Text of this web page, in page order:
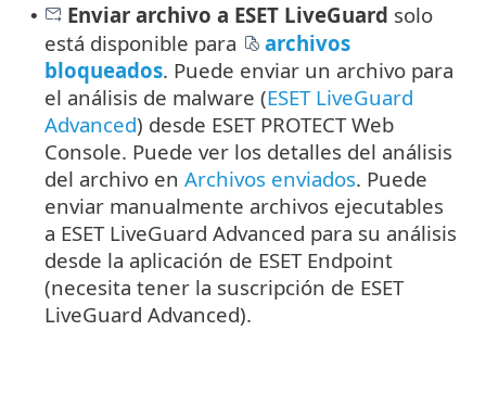
• Enviar archivo a ESET LiveGuard solo
está disponible para
archivos
bloqueados. Puede enviar un archivo para
el análisis de malware (ESET LiveGuard
Advanced) desde ESET PROTECT Web
Console. Puede ver los detalles del análisis
del archivo en Archivos enviados. Puede
enviar manualmente archivos ejecutables
a ESET LiveGuard Advanced para su análisis
desde la aplicación de ESET Endpoint
(necesita tener la suscripción de ESET
LiveGuard Advanced).